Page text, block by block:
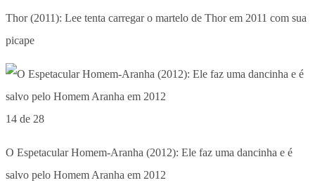
Thor (2011): Lee tenta carregar o martelo de Thor em 2011 com sua
picape
14 de 28
O Espetacular Homem-Aranha (2012): Ele faz uma dancinha e é
salvo pelo Homem Aranha em 2012